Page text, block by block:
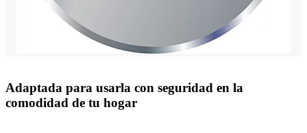
Adaptada para usarla con seguridad en la
comodidad de tu hogar